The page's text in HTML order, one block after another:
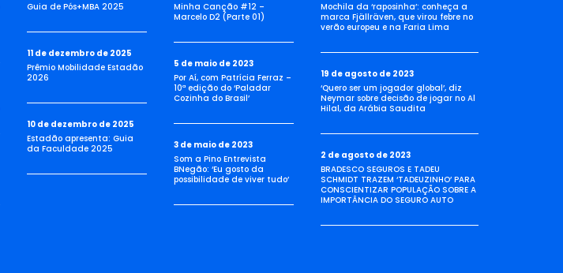
Guia de Pós+MBA 2025
11 de dezembro de 2025
Prêmio Mobilidade Estadão
2026
10 de dezembro de 2025
Estadão apresenta: Guia
da Faculdade 2025
Minha Canção #12 –
Marcelo D2 (Parte 01)
5 de maio de 2023
Por Aí, com Patrícia Ferraz –
10ª edição do ‘Paladar
Cozinha do Brasil’
3 de maio de 2023
Som a Pino Entrevista
BNegão: ‘Eu gosto da
possibilidade de viver tudo’
Mochila da ‘raposinha’: conheça a
marca Fjällräven, que virou febre no
verão europeu e na Faria Lima
19 de agosto de 2023
‘Quero ser um jogador global’, diz
Neymar sobre decisão de jogar no Al
Hilal, da Arábia Saudita
2 de agosto de 2023
BRADESCO SEGUROS E TADEU
SCHMIDT TRAZEM ‘TADEUZINHO’ PARA
CONSCIENTIZAR POPULAÇÃO SOBRE A
IMPORTÂNCIA DO SEGURO AUTO